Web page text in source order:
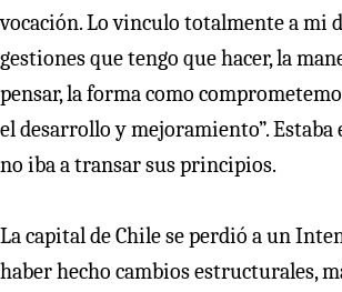
vocación. Lo vinculo totalmente a mi
gestiones que tengo que hacer, la
pensar, la forma como
el desarrollo y mejoramiento”. Estaba
no iba a transar sus principios.
La capital de Chile se perdió a un
haber hecho cambios estructurales,